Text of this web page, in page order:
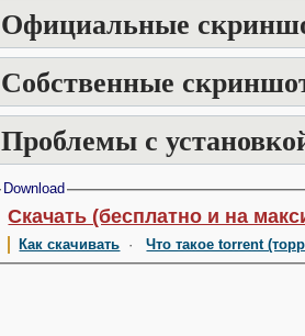
Официальные
Собственные
Проблемы с
Download
Скачать (бесплатно и на
Как скачивать ·Что такое torrent